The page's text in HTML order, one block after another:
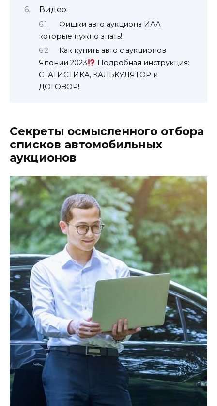
Видео:
Фишки авто аукциона ИАА
которые нужно знать!
Как купить авто с аукционов
Японии 2023
Подробная инструкция:
СТАТИСТИКА, КАЛЬКУЛЯТОР и
ДОГОВОР!
Секреты осмысленного отбора
списков автомобильных
аукционов